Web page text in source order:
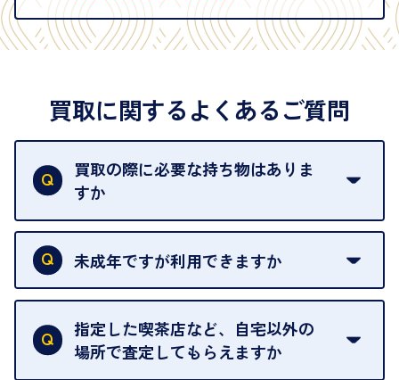
買取に関するよくあるご質問
買取の際に必要な持ち物はありま
すか
本人確認書類をご用意ください。ご利用になれる書
類はこちらをご確認ください。
未成年ですが利用できますか
18歳未満の方は、保護者の同意があってもご利用い
ただけません。
指定した喫茶店など、自宅以外の
場所で査定してもらえますか